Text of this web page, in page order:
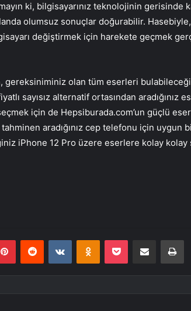
ki, bilgisayarınız teknolojinin gerisinde
olumsuz sonuçlar doğurabilir. Hasebiyle,
değiştirmek için harekete geçmek
gereksiniminiz olan tüm eserleri
sayısız alternatif ortasından aradığınız
için de Hepsiburada.com’un güçlü
aradığınız cep telefonu için uygun
iPhone 12 Pro üzere eserlere kolay kolay
PinterestReddit VKontakteOdnoklassniki
Pocket E-Posta ile paylaş